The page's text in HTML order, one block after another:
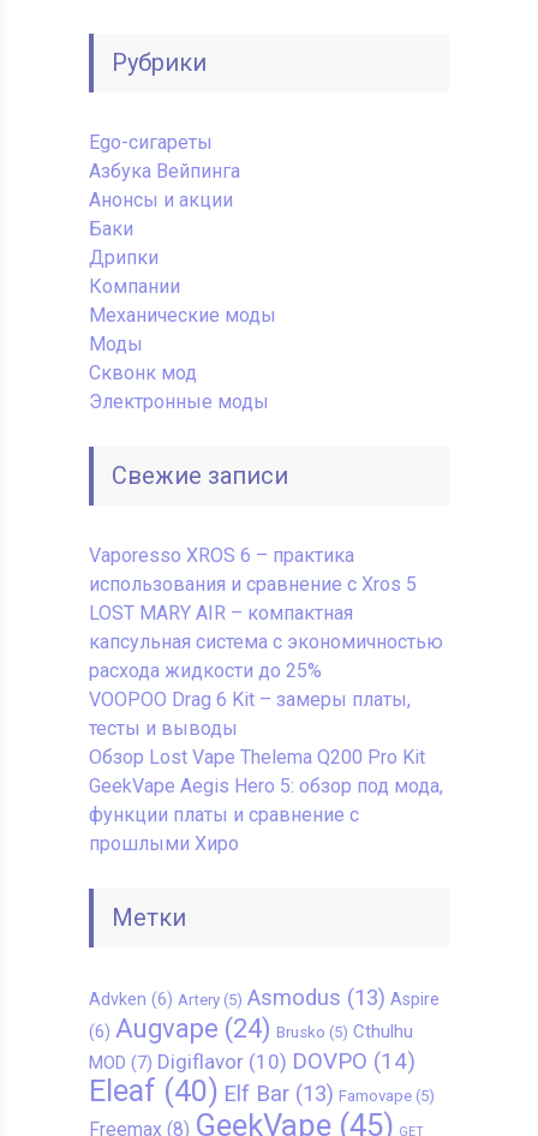
Рубрики
Ego-сигареты
Азбука Вейпинга
Анонсы и акции
Баки
Дрипки
Компании
Механические моды
Моды
Сквонк мод
Электронные моды
Свежие записи
Vaporesso XROS 6 – практика
использования и сравнение с Xros 5
LOST MARY AIR – компактная
капсульная система с экономичностью
расхода жидкости до 25%
VOOPOO Drag 6 Kit – замеры платы,
тесты и выводы
Обзор Lost Vape Thelema Q200 Pro Kit
GeekVape Aegis Hero 5: обзор под мода,
функции платы и сравнение с
прошлыми Хиро
Метки
Advken (6) Artery(5) Asmodus (13) Aspire
(6) Augvape (24) Brusko (5) Cthulhu
MOD (7) Digiflavor(10) DOVPO (14)
Eleaf (40) Elf Bar(13) Famovape(5)
Freemax (8) GeekVape(45) GET